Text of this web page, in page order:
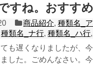
すね。おすす
商品紹介,種類名_
種類名_ナ行, 種類名_ハ行,
も遅くなりましたが、
した。ごめんなさい。